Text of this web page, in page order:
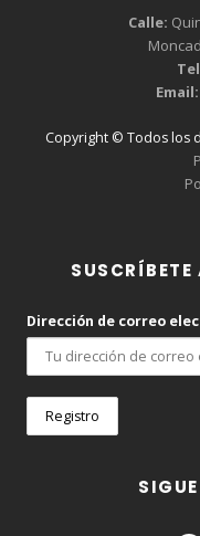
Calle:
Email:
Copyright © Todos los
SUSCRÍBETE
Dirección de correo